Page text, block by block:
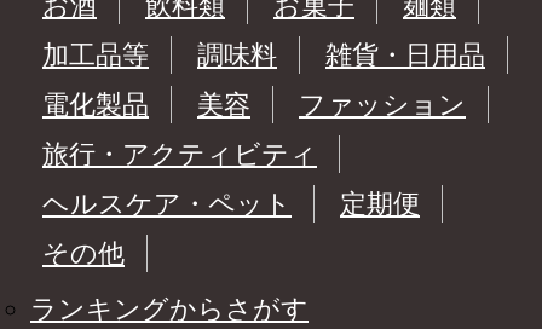
加工品等
調味料
雑貨・日用品
電化製品
美容
ファッション
旅行・アクティビティ
ヘルスケア・ペット
定期便
その他
ランキングからさがす